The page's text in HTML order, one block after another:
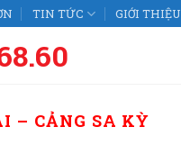
TIN TỨC GIỚI THIỆU
– CẢNG SA KỲ